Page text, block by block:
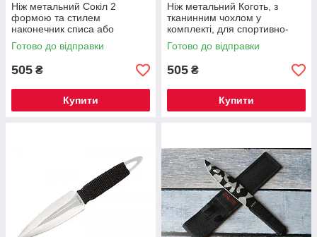
Ніж метальний Сокіл 2
формою та стилем
наконечник списа або
кинджал, з тканинним чохлом
у комплекті
Готово до відправки
505 ₴
Купити
Ніж метальний Коготь, з
тканинним чохлом у
комплекті, для спортивно-
тренувальних занять та
активного відпочинку
Готово до відправки
505 ₴
Купити